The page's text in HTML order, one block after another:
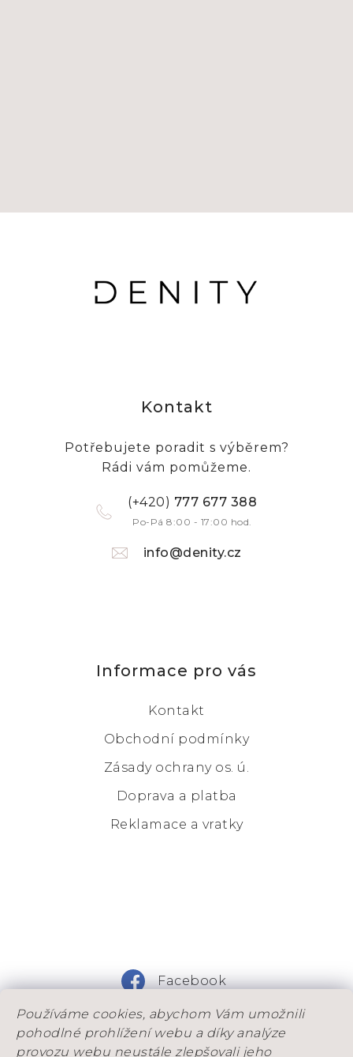
Používáme cookies, abychom Vám umožnili
pohodlné prohlížení webu a díky analýze
provozu webu neustále zlepšovali jeho
Kontakt
Potřebujete poradit s výběrem?
Rádi vám pomůžeme.
(+420) 777 677 388
Po-Pá 8:00 - 17:00 hod.
info@denity.cz
Informace pro vás
Kontakt
Obchodní podmínky
Zásady ochrany os. ú.
Doprava a platba
Reklamace a vratky
Facebook
Instagram